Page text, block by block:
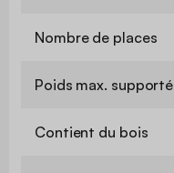
Nombre de places
Poids max. supporté
Contient du bois